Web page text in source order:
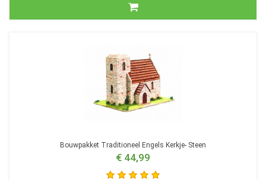
Bouwpakket Traditioneel Engels Kerkje- Steen
€ 44,99